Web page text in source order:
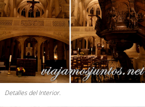
Detalles del Interior.